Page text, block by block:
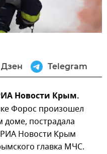
Дзен Telegram
Новости Крым.
Форос произошел
пострадала
Новости Крым
главка МЧС.